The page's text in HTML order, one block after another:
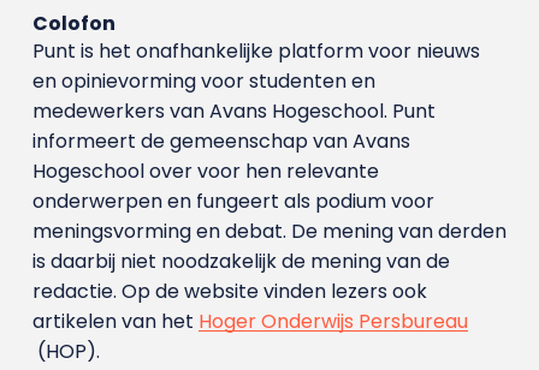
Colofon
Punt is het onafhankelijke platform voor nieuws
en opinievorming voor studenten en
medewerkers van Avans Hoge­school. Punt
informeert de gemeenschap van Avans
Hogeschool over voor hen relevante
onderwerpen en fungeert als podium voor
meningsvorming en debat. De mening van derden
is daarbij niet noodzakelijk de mening van de
redactie. Op de website vinden lezers ook
artikelen van het Hoger Onderwijs Persbureau
(HOP).